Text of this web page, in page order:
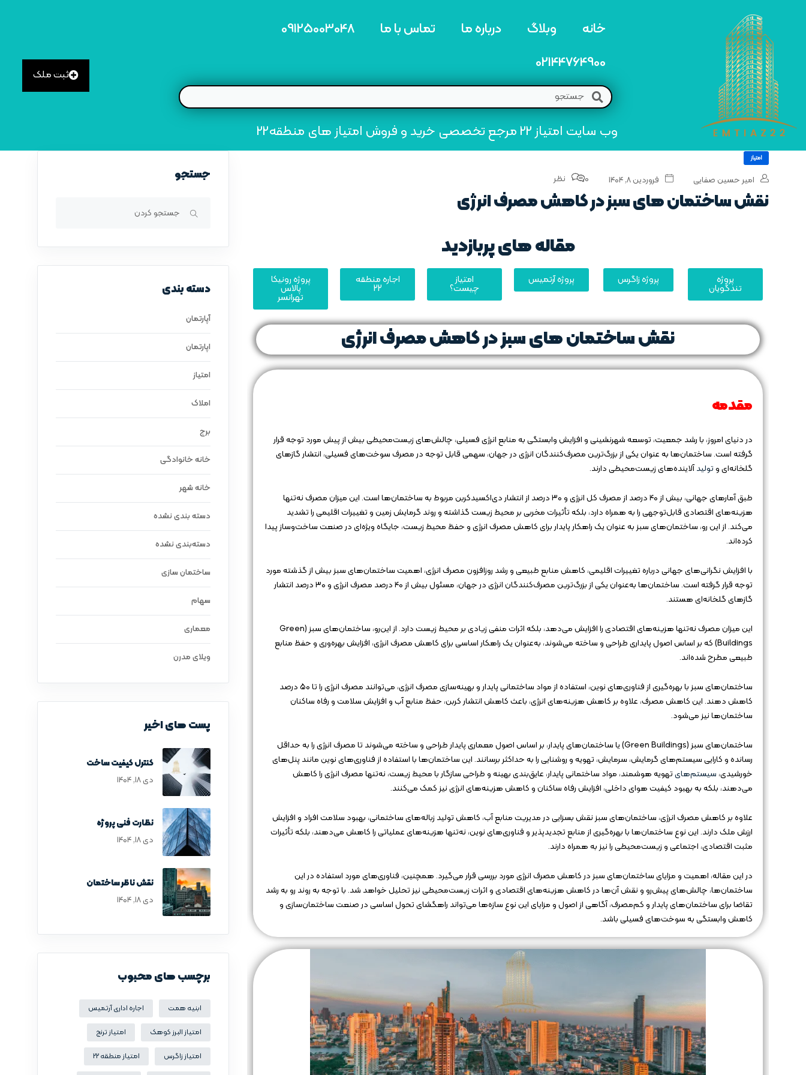
خانه وبلاگ درباره ما تماس با ما
09125003048
02144764900
وب سایت امتیاز 22 مرجع تخصصی خرید و فروش امتیاز های منطقه22
ثبت ملک
امتیاز
امیر حسین صفایی فروردین ۸, ۱۴۰۴ 0 نظر
نقش ساختمان‌ های سبز در کاهش مصرف انرژی
مقاله های پربازدید
پروژه
تندگویان
پروژه زاگرس پروژه آرتمیس امتیاز
چیست؟
اجاره منطقه
22
پروژه رونیکا
پالاس
تهرانسر
نقش ساختمان‌ های سبز در کاهش مصرف انرژی
مقدمه
در دنیای امروز، با رشد جمعیت، توسعه شهرنشینی و افزایش وابستگی به منابع انرژی فسیلی، چالش‌های زیست‌محیطی بیش از پیش مورد توجه قرار
گرفته است. ساختمان‌ها به عنوان یکی از بزرگ‌ترین مصرف‌کنندگان انرژی در جهان، سهمی قابل توجه در مصرف سوخت‌های فسیلی، انتشار گازهای
گلخانه‌ای وتولیدآلاینده‌های زیست‌محیطی دارند.
طبق آمارهای جهانی، بیش از ۴۰ درصد از مصرف کل انرژی و ۳۰ درصد از انتشار دی‌اکسیدکربن مربوط به ساختمان‌ها است. این میزان مصرف نه‌تنها
هزینه‌های اقتصادی قابل‌توجهی را به همراه دارد، بلکه تأثیرات مخربی بر محیط زیست گذاشته و روند گرمایش زمین و تغییرات اقلیمی را تشدید
می‌کند. از این رو، ساختمان‌های سبز به عنوان یک راهکار پایدار برای کاهش مصرف انرژی و حفظ محیط زیست، جایگاه ویژه‌ای در صنعت ساخت‌وساز پیدا
کرده‌اند.
با افزایش نگرانی‌های جهانی درباره تغییرات اقلیمی، کاهش منابع طبیعی و رشد روزافزون مصرف انرژی، اهمیت ساختمان‌های سبز بیش از گذشته مورد
توجه قرار گرفته است. ساختمان‌ها به‌عنوان یکی از بزرگ‌ترین مصرف‌کنندگان انرژی در جهان، مسئول بیش از ۴۰ درصد مصرف انرژی و ۳۰ درصد انتشار
گازهای گلخانه‌ای هستند.
این میزان مصرف نه‌تنها هزینه‌های اقتصادی را افزایش می‌دهد، بلکه اثرات منفی زیادی بر محیط زیست دارد. از این‌رو، ساختمان‌های سبز (Green
Buildings) که بر اساس اصول پایداری طراحی و ساخته می‌شوند، به‌عنوان یک راهکار اساسی برای کاهش مصرف انرژی، افزایش بهره‌وری و حفظ منابع
طبیعی مطرح شده‌اند.
ساختمان‌های سبز با بهره‌گیری از فناوری‌های نوین، استفاده از مواد ساختمانی پایدار و بهینه‌سازی مصرف انرژی، می‌توانند مصرف انرژی را تا ۵۰ درصد
کاهش دهند. این کاهش مصرف، علاوه بر کاهش هزینه‌های انرژی، باعث کاهش انتشار کربن، حفظ منابع آب و افزایش سلامت و رفاه ساکنان
ساختمان‌ها نیز می‌شود.
ساختمان‌های سبز (Green Buildings) یا ساختمان‌های پایدار، بر اساس اصول معماری پایدار طراحی و ساخته می‌شوند تا مصرف انرژی را به حداقل
رسانده و کارایی سیستم‌های گرمایش، سرمایش، تهویه و روشنایی را به حداکثر برسانند. این ساختمان‌ها با استفاده از فناوری‌های نوین مانند پنل‌های
خورشیدی، سیستم‌هایتهویه هوشمند، مواد ساختمانی پایدار، عایق‌بندی بهینه و طراحی سازگار با محیط زیست، نه‌تنها مصرف انرژی را کاهش
می‌دهند، بلکه به بهبود کیفیت هوای داخلی، افزایش رفاه ساکنان و کاهش هزینه‌های انرژی نیز کمک می‌کنند.
علاوه بر کاهش مصرف انرژی، ساختمان‌های سبز نقش بسزایی در مدیریت منابع آب، کاهش تولید زباله‌های ساختمانی، بهبود سلامت افراد و افزایش
ارزش ملک دارند. این نوع ساختمان‌ها با بهره‌گیری از منابع تجدیدپذیر و فناوری‌های نوین، نه‌تنها هزینه‌های عملیاتی را کاهش می‌دهند، بلکه تأثیرات
مثبت اقتصادی، اجتماعی و زیست‌محیطی را نیز به همراه دارند.
در این مقاله، اهمیت و مزایای ساختمان‌های سبز در کاهش مصرف انرژی مورد بررسی قرار می‌گیرد. همچنین، فناوری‌های مورد استفاده در این
ساختمان‌ها، چالش‌های پیش‌رو و نقش آن‌ها در کاهش هزینه‌های اقتصادی و اثرات زیست‌محیطی نیز تحلیل خواهد شد. با توجه به روند رو به رشد
تقاضا برای ساختمان‌های پایدار و کم‌مصرف، آگاهی از اصول و مزایای این نوع سازه‌ها می‌تواند راهگشای تحول اساسی در صنعت ساختمان‌سازی و
کاهش وابستگی به سوخت‌های فسیلی باشد.
جستجو
دسته بندی
آپارتمان
اپارتمان
امتیاز
املاک
برج
خانه خانوادگی
خانه شهر
دسته بندی نشده
دسته‌بندی نشده
ساختمان سازی
سهام
معماری
ویلای مدرن
پست های اخیر
کنترل کیفیت ساخت
دی ۱۸, ۱۴۰۴
نظارت فنی پروژه
دی ۱۸, ۱۴۰۴
نقش ناظر ساختمان
دی ۱۸, ۱۴۰۴
برچسب های محبوب
ابنیه همت اجاره اداری آرتمیس
امتیاز البرز کوهک امتیاز ترنج
امتیاز زاگرس امتیاز منطقه 22